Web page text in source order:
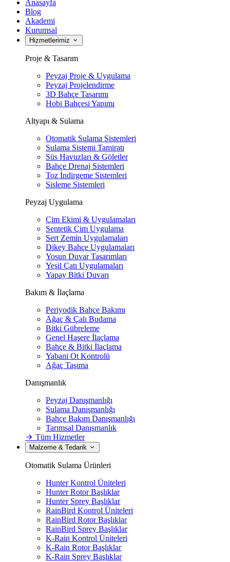
Anasayfa
Blog
Akademi
Kurumsal
Hizmetlerimiz
Proje & Tasarım
Peyzaj Proje & Uygulama
Peyzaj Projelendirme
3D Bahçe Tasarımı
Hobi Bahçesi Yapımı
Altyapı & Sulama
Otomatik Sulama Sistemleri
Sulama Sistemi Tamiratı
Süs Havuzları & Göletler
Bahçe Drenaj Sistemleri
Toz İndirgeme Sistemleri
Sisleme Sistemleri
Peyzaj Uygulama
Çim Ekimi & Uygulamaları
Sentetik Çim Uygulama
Sert Zemin Uygulamaları
Dikey Bahçe Uygulamaları
Yosun Duvar Tasarımları
Yeşil Çatı Uygulamaları
Yapay Bitki Duvarı
Bakım & İlaçlama
Periyodik Bahçe Bakımı
Ağaç & Çalı Budama
Bitki Gübreleme
Genel Haşere İlaçlama
Bahçe & Bitki İlaçlama
Yabani Ot Kontrolü
Ağaç Taşıma
Danışmanlık
Peyzaj Danışmanlığı
Sulama Danışmanlığı
Bahçe Bakım Danışmanlığı
Tarımsal Danışmanlık
Tüm Hizmetler
Malzeme & Tedarik
Otomatik Sulama Ürünleri
Hunter Kontrol Üniteleri
Hunter Rotor Başlıklar
Hunter Sprey Başlıklar
RainBird Kontrol Üniteleri
RainBird Rotor Başlıklar
RainBird Sprey Başlıklar
K-Rain Kontrol Üniteleri
K-Rain Rotor Başlıklar
K-Rain Sprey Başlıklar